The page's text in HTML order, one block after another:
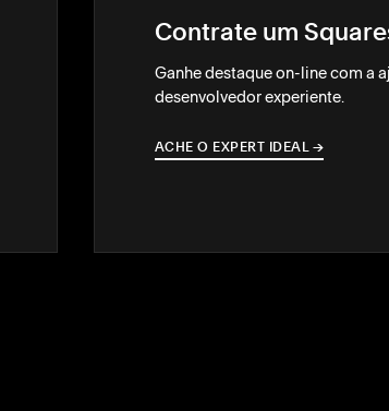
Contrate um
Ganhe destaque on-line com a
desenvolvedor experiente.
ACHE O EXPERT IDEAL →
→